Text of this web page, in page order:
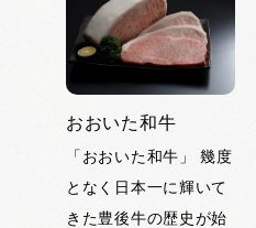
おおいた和牛
「おおいた和牛」 幾度
となく日本一に輝いて
きた豊後牛の歴史が始